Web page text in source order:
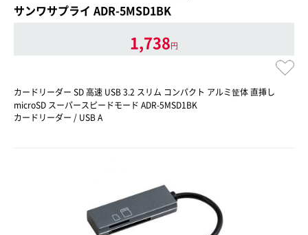
サンワサプライ ADR-5MSD1BK
1,738円
カードリーダー SD 高速 USB 3.2 スリム コンパクト アルミ筐体 直挿し
microSD スーパースピードモード ADR-5MSD1BK
カードリーダー / USB A